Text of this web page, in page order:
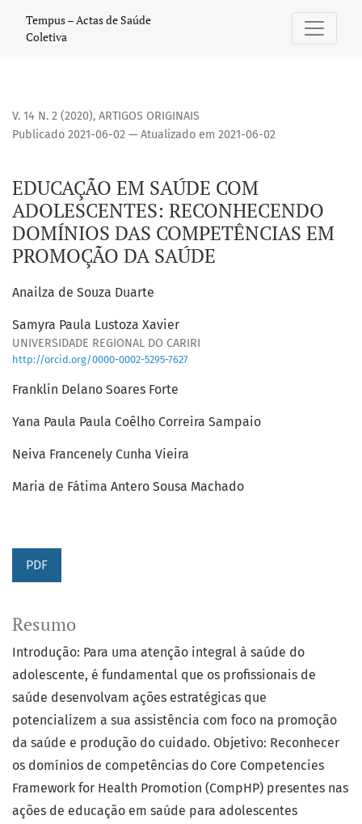
EDUCAÇÃO EM SAÚDE COM ADOLESCENTES:
Tempus – Actas de Saúde
Coletiva
V. 14 N. 2 (2020), ARTIGOS ORIGINAIS
EDUCAÇÃO EM SAÚDE COM
ADOLESCENTES: RECONHECENDO
DOMÍNIOS DAS COMPETÊNCIAS EM
PROMOÇÃO DA SAÚDE
Publicado 2021-06-02 — Atualizado em 2021-06-02
Anailza de Souza Duarte
Samyra Paula Lustoza Xavier
UNIVERSIDADE REGIONAL DO CARIRI
http://orcid.org/0000-0002-5295-7627
Franklin Delano Soares Forte
Yana Paula Paula Coêlho Correira Sampaio
Neiva Francenely Cunha Vieira
Maria de Fátima Antero Sousa Machado
PDF
Resumo
Introdução: Para uma atenção integral à saúde do
adolescente, é fundamental que os profissionais de
saúde desenvolvam ações estratégicas que
potencializem a sua assistência com foco na promoção
da saúde e produção do cuidado. Objetivo: Reconhecer
os domínios de competências do Core Competencies
Framework for Health Promotion (CompHP) presentes nas
ações de educação em saúde para adolescentes